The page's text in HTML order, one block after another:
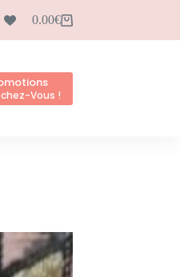
0.00€
Vous !